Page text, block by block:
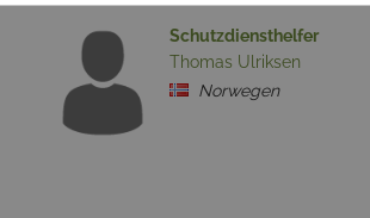
Schutzdiensthelfer
Thomas Ulriksen
Norwegen